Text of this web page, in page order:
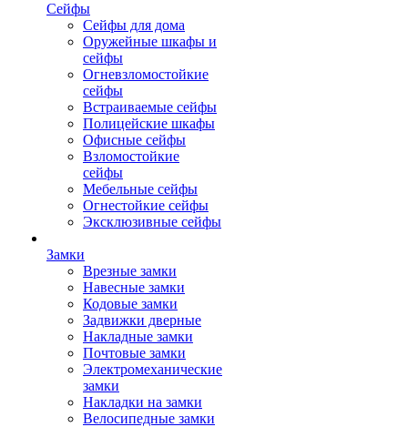
Сейфы
Сейфы для дома
Оружейные шкафы и
сейфы
Огневзломостойкие
сейфы
Встраиваемые сейфы
Полицейские шкафы
Офисные сейфы
Взломостойкие
сейфы
Мебельные сейфы
Огнестойкие сейфы
Эксклюзивные сейфы
Замки
Врезные замки
Навесные замки
Кодовые замки
Задвижки дверные
Накладные замки
Почтовые замки
Электромеханические
замки
Накладки на замки
Велосипедные замки